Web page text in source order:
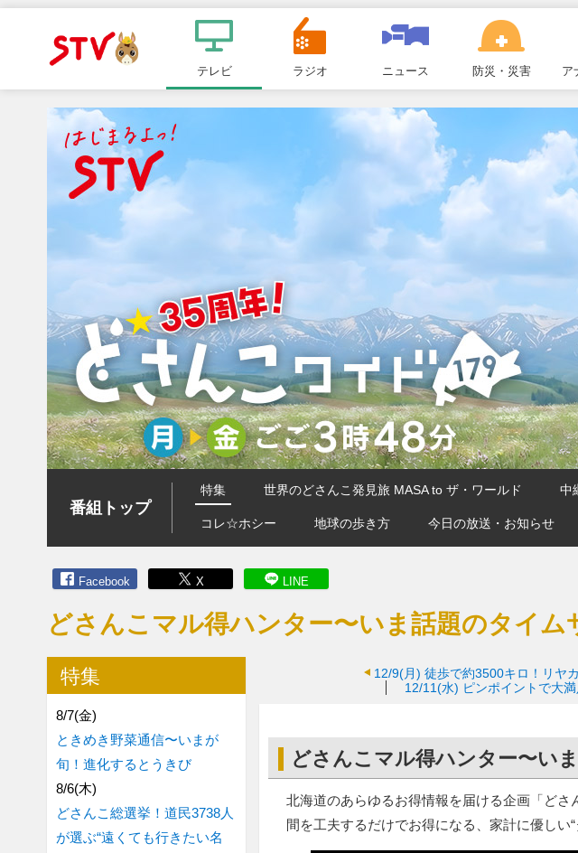
ＳＴＶ札
幌テレビ
ュ
ー
テレビ ラジオ ニュース 防災・災害 ア
番組トップ
特集 世界のどさんこ発見旅 MASA to ザ・ワールド 中
コレ☆ホシー 地球の歩き方 今日の放送・お知らせ
Facebook X LINE
どさんこマル得ハンター〜いま話題のタイム
12/9(月) 徒歩で約3500キロ！リヤ
12/11(水) ピンポイントで大
どさんこマル得ハンター〜い
北海道のあらゆるお得情報を届ける企画「ど
間を工夫するだけでお得になる、家計に優しい“
特集
8/7(金)
ときめき野菜通信〜いまが
旬！進化するとうきび
8/6(木)
どさんこ総選挙！道民3738人
が選ぶ“遠くても行きたい名